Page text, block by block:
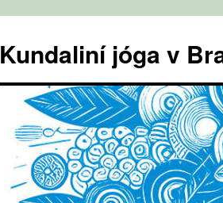
obsahu
webu
Kundaliní jóga v